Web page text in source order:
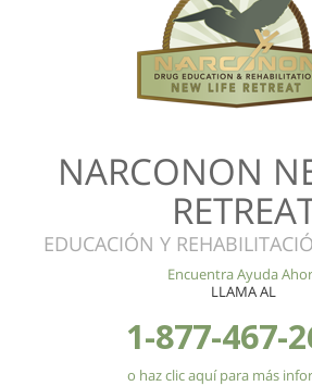
NARCONON
EDUCACIÓN Y
Encuentra Ayuda
LLAMA AL
1-877-467-
o haz clic aquí para más